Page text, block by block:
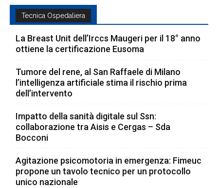
Tecnica Ospedaliera
La Breast Unit dell’Irccs Maugeri per il 18° anno
ottiene la certificazione Eusoma
Tumore del rene, al San Raffaele di Milano
l’intelligenza artificiale stima il rischio prima
dell’intervento
Impatto della sanità digitale sul Ssn:
collaborazione tra Aisis e Cergas – Sda
Bocconi
Agitazione psicomotoria in emergenza: Fimeuc
propone un tavolo tecnico per un protocollo
unico nazionale